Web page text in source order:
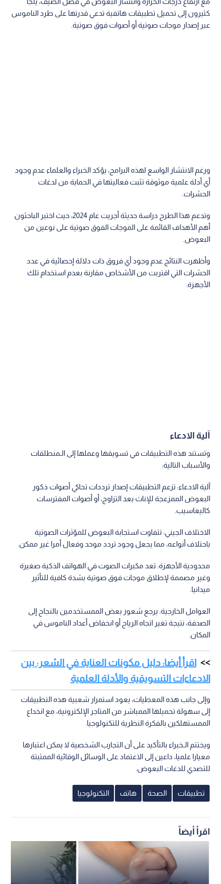
كثيرون إلى تحميل تطبيقات هاتفية تدعي قدرتها على طرد الناموس
عبر إصدار موجات صوتية أو أصوات فوق صوتية.
ورغم الانتشار الواسع لهذه البرامج، يؤكد الخبراء والعلماء عدم وجود
أي أدلة علمية موثوقة تثبت فعاليتها في الحماية من لدغات
الحشرات.
وتدعم هذا الطرح دراسة حديثة أجريت عام 2024، حيث اختبر الباحثون
أهم الأهداف القائمة على الموجات الفوق صوتية على نوعين من
البعوض.
وأظهرت النتائج عدم وجود أي فروق ذات دلالة إحصائية في عدد
الحشرات التي اقتربت من الأشخاص مقارنة بعدم استخدام تلك
الأجهزة.
آلية الادعاء
وتستند هذه التطبيقات في تسويقها وعملها إلى الـمنطلقات
والأسباب التالية:
آلية الادعاء: تزعم التطبيقات إصدار ترددات تحاكي أصوات ذكور
البعوض الممزعجة للإناث بعد التزاوج، أو أصوات المفترسات
كاليعاسيب.
الاختلاف الجيني: تتفاوت استجابة البعوض للمؤثرات الصوتية
باحتلاف أنواعه، مما يجعل وجود تردد موحد وفعال أمرا غير ممكن.
محدودية الأجهزة: تعد مكبرات الصوت في الهواتف الذكية صغيرة
وغير مصممة لإطلاق موجات فوق صوتية بشدة كافية للتأثير
ميدانيا.
العوامل الخارجية: يرجع شعور بعض الممستخدمين بالنجاح إلى
الصدفة، نتيجة تغير اتجاه الرياح أو انخفاض أعداد الناموس في
المكان.
اقرأ أيضا: دليل مكونات العناية في الشعر: بين
الادعاءات التسويقية والأدلة العلمية
وإلى جانب هذه المعطيات، يعود استمرار شعبية هذه التطبيقات
إلى سهولة تحميلها الممباشر من المتاجر الإلكترونية، مع انخداع
الممستهلكين بالفكرة النظرية للتكنولوجيا.
ويختتم الـخبراء بالتأكيد على أن التجارب الشخصية لا يمكن اعتبارها
معيارا علميا، داعين إلى الاعتماد على الوسائل الوقائية الممثبتة
للتصدي للدغات البعوض.
تطبيقات الصحة هاتف التكنولوجيا
اقرأ أيضاً